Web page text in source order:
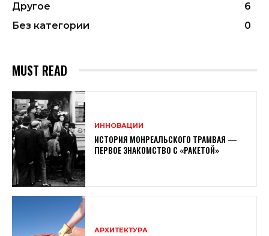
Другое
6
Без категории
0
MUST READ
ИННОВАЦИИ
ИСТОРИЯ МОНРЕАЛЬСКОГО ТРАМВАЯ —
ПЕРВОЕ ЗНАКОМСТВО С «РАКЕТОЙ»
АРХИТЕКТУРА